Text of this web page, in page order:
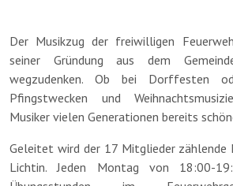
Der Musikzug der freiwilligen
seiner Gründung aus dem
wegzudenken. Ob bei Dorffesten
Pfingstwecken und
Musiker vielen Generationen bereits
Geleitet wird der 17 Mitglieder zählende
Lichtin. Jeden Montag von 18:00-